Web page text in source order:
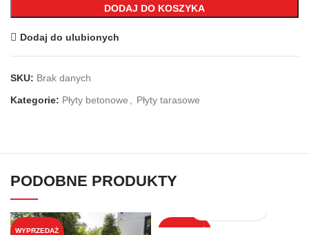
DODAJ DO KOSZYKA
Dodaj do ulubionych
SKU: Brak danych
Kategorie: Płyty betonowe Płyty tarasowe
PODOBNE PRODUKTY
WYPRZEDAŻ